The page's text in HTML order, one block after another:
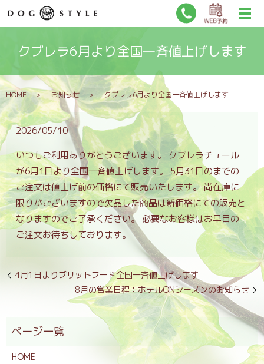
クプレラ6月より全国一斉値上げします
HOME お知らせ クプレラ6月より全国一斉値上げします
2026/05/10
いつもご利用ありがとうございます。 クプレラチュール
が6月1日より全国一斉値上げします。 5月31日のまでの
ご注文は値上げ前の価格にて販売いたします。 尚在庫に
限りがございますので欠品した商品は新価格にての販売と
なりますのでご了承ください。 必要なお客様はお早目の
ご注文お待ちしております。
4月1日よりブリットフード全国一斉値上げします
8月の営業日程：ホテルONシーズンのお知らせ
HOME